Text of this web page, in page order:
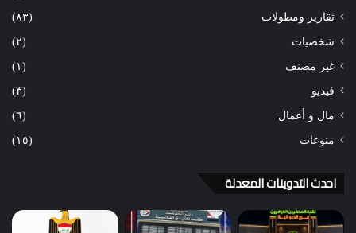
تقارير ومطولات (٨٣)
شخصيات (٢)
غير مصنف (١)
فيديو (٣)
مال و أعمال (٦)
منوعات (١٥)
احدث التدوينات المعدلة